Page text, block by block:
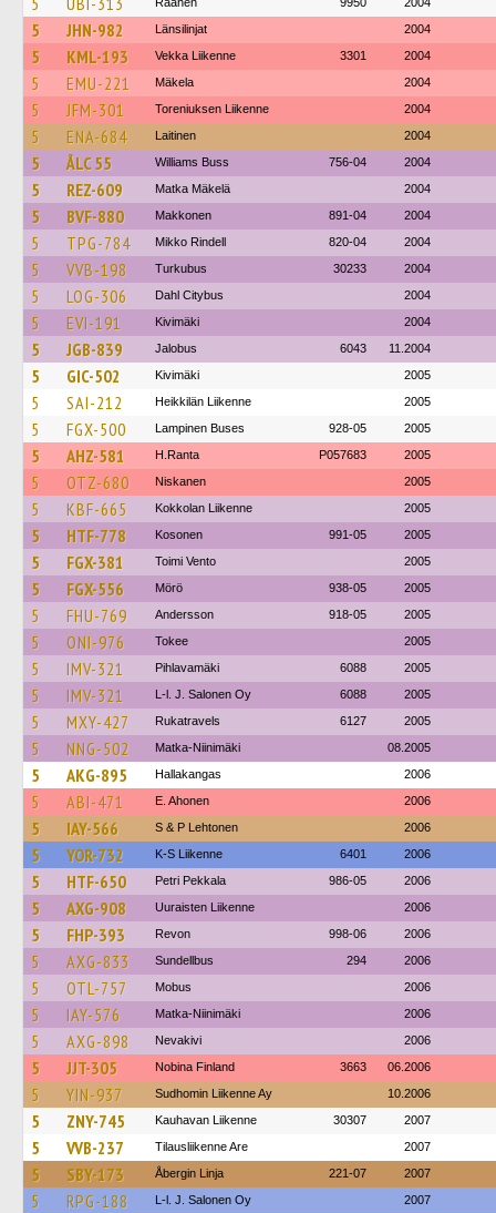
5 JHN-982 Länsilinjat 2004
5 KML-193 Vekka Liikenne 3301 2004
5 EMU-221 Mäkela 2004
5 JFM-301 Toreniuksen Liikenne 2004
5 ENA-684 Laitinen 2004
5 ÅLC 55 Williams Buss 756-04 2004
5 REZ-609 Matka Mäkelä 2004
5 BVF-880 Makkonen 891-04 2004
5 TPG-784 Mikko Rindell 820-04 2004
5 VVB-198 Turkubus 30233 2004
5 LOG-306 Dahl Citybus 2004
5 EVI-191 Kivimäki 2004
5 JGB-839 Jalobus 6043 11.2004
5 GIC-502 Kivimäki 2005
5 SAI-212 Heikkilän Liikenne 2005
5 FGX-500 Lampinen Buses 928-05 2005
5 AHZ-581 H.Ranta P057683 2005
5 OTZ-680 Niskanen 2005
5 KBF-665 Kokkolan Liikenne 2005
5 HTF-778 Kosonen 991-05 2005
5 FGX-381 Toimi Vento 2005
5 FGX-556 Mörö 938-05 2005
5 FHU-769 Andersson 918-05 2005
5 ONI-976 Tokee 2005
5 IMV-321 Pihlavamäki 6088 2005
5 IMV-321 L-l. J. Salonen Oy 6088 2005
5 MXY-427 Rukatravels 6127 2005
5 NNG-502 Matka-Niinimäki 08.2005
5 AKG-895 Hallakangas 2006
5 ABI-471 E. Ahonen 2006
5 IAY-566 S & P Lehtonen 2006
5 YOR-732 K-S Liikenne 6401 2006
5 HTF-650 Petri Pekkala 986-05 2006
5 AXG-908 Uuraisten Liikenne 2006
5 FHP-393 Revon 998-06 2006
5 AXG-833 Sundellbus 294 2006
5 OTL-757 Mobus 2006
5 IAY-576 Matka-Niinimäki 2006
5 AXG-898 Nevakivi 2006
5 JJT-305 Nobina Finland 3663 06.2006
5 YIN-937 Sudhomin Liikenne Ay 10.2006
5 ZNY-745 Kauhavan Liikenne 30307 2007
5 VVB-237 Tilausliikenne Are 2007
5 SBY-173 Åbergin Linja 221-07 2007
5 RPG-188 L-l. J. Salonen Oy 2007